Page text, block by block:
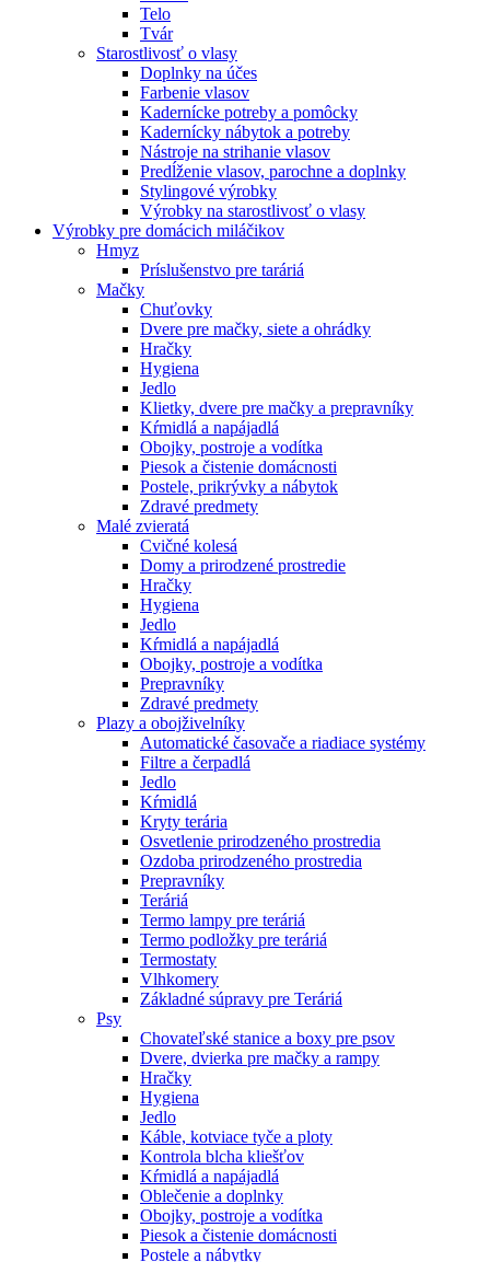
Telo
Tvár
Starostlivosť o vlasy
Doplnky na účes
Farbenie vlasov
Kadernícke potreby a pomôcky
Kadernícky nábytok a potreby
Nástroje na strihanie vlasov
Predĺženie vlasov, parochne a doplnky
Stylingové výrobky
Výrobky na starostlivosť o vlasy
Výrobky pre domácich miláčikov
Hmyz
Príslušenstvo pre taráriá
Mačky
Chuťovky
Dvere pre mačky, siete a ohrádky
Hračky
Hygiena
Jedlo
Klietky, dvere pre mačky a prepravníky
Kŕmidlá a napájadlá
Obojky, postroje a vodítka
Piesok a čistenie domácnosti
Postele, prikrývky a nábytok
Zdravé predmety
Malé zvieratá
Cvičné kolesá
Domy a prirodzené prostredie
Hračky
Hygiena
Jedlo
Kŕmidlá a napájadlá
Obojky, postroje a vodítka
Prepravníky
Zdravé predmety
Plazy a obojživelníky
Automatické časovače a riadiace systémy
Filtre a čerpadlá
Jedlo
Kŕmidlá
Kryty terária
Osvetlenie prirodzeného prostredia
Ozdoba prirodzeného prostredia
Prepravníky
Teráriá
Termo lampy pre teráriá
Termo podložky pre teráriá
Termostaty
Vlhkomery
Základné súpravy pre Teráriá
Psy
Chovateľské stanice a boxy pre psov
Dvere, dvierka pre mačky a rampy
Hračky
Hygiena
Jedlo
Káble, kotviace tyče a ploty
Kontrola blcha kliešťov
Kŕmidlá a napájadlá
Oblečenie a doplnky
Obojky, postroje a vodítka
Piesok a čistenie domácnosti
Postele a nábytky